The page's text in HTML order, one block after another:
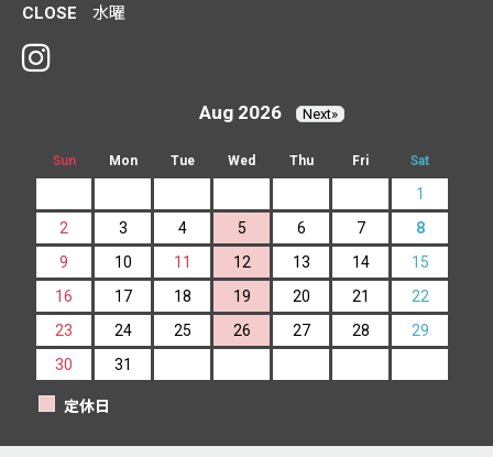
CLOSE
水曜
Aug 2026 Next»
Sun Mon Tue Wed Thu Fri Sat
1
2
3 4 5 6 7
8
9
10 11 12 13 14
15
16
17 18 19 20 21
22
23
24 25 26 27 28
29
30
31
定休日